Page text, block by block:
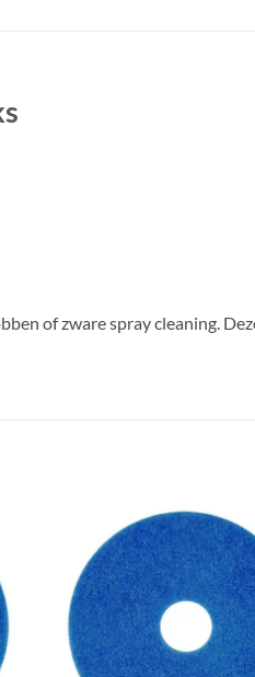
of zware spray cleaning.